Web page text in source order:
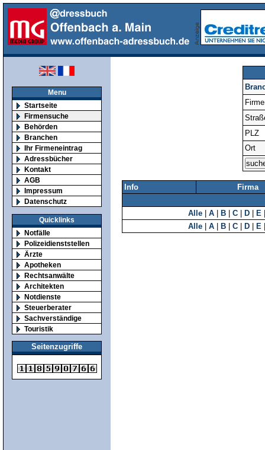
Menu
Startseite
Firmensuche
Behörden
Branchen
Ihr Firmeneintrag
Adressbücher
Kontakt
AGB
Impressum
Datenschutz
Quicklinks
Notfälle
Polizeidienststellen
Ärzte
Apotheken
Rechtsanwälte
Architekten
Notdienste
Steuerberater
Sachverständige
Touristik
Seitenzugriffe
PLZ
Ort
Info Firma
Alle A B C D E
Alle
A B C D E